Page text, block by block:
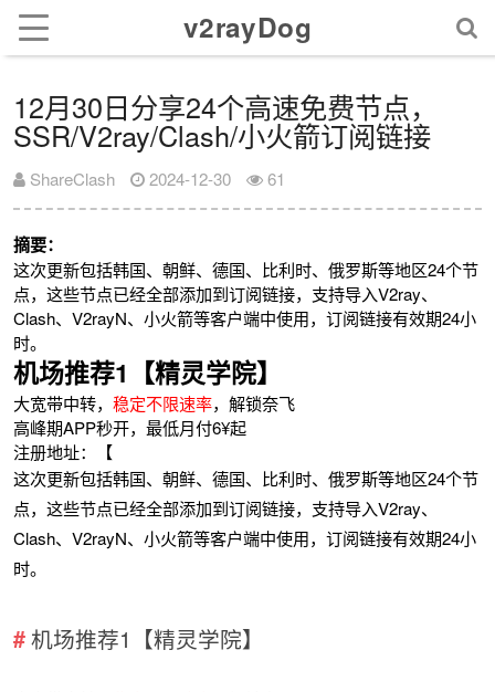
v2rayDog
12月30日分享24个高速免费节点，
SSR/V2ray/Clash/小火箭订阅链接
ShareClash 2024-12-30 61
摘要：
这次更新包括韩国、朝鲜、德国、比利时、俄罗斯等地区24个节
点，这些节点已经全部添加到订阅链接，支持导入V2ray、
Clash、V2rayN、小火箭等客户端中使用，订阅链接有效期24小
时。
机场推荐1【精灵学院】
大宽带中转，稳定不限速率，解锁奈飞
高峰期APP秒开，最低月付6¥起
注册地址：【
这次更新包括韩国、朝鲜、德国、比利时、俄罗斯等地区24个节
点，这些节点已经全部添加到订阅链接，支持导入V2ray、
Clash、V2rayN、小火箭等客户端中使用，订阅链接有效期24小
时。
机场推荐1【精灵学院】